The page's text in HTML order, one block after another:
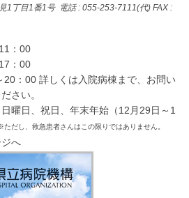
1丁目1番1号 電話 : 055-253-7111(代) FAX :
：00
：00
20：00 詳しくは入院病棟まで、お問い
さい。
曜日、祝日、年末年始（12月29日～1
ただし、救急患者さんはこの限りではありません。
へ